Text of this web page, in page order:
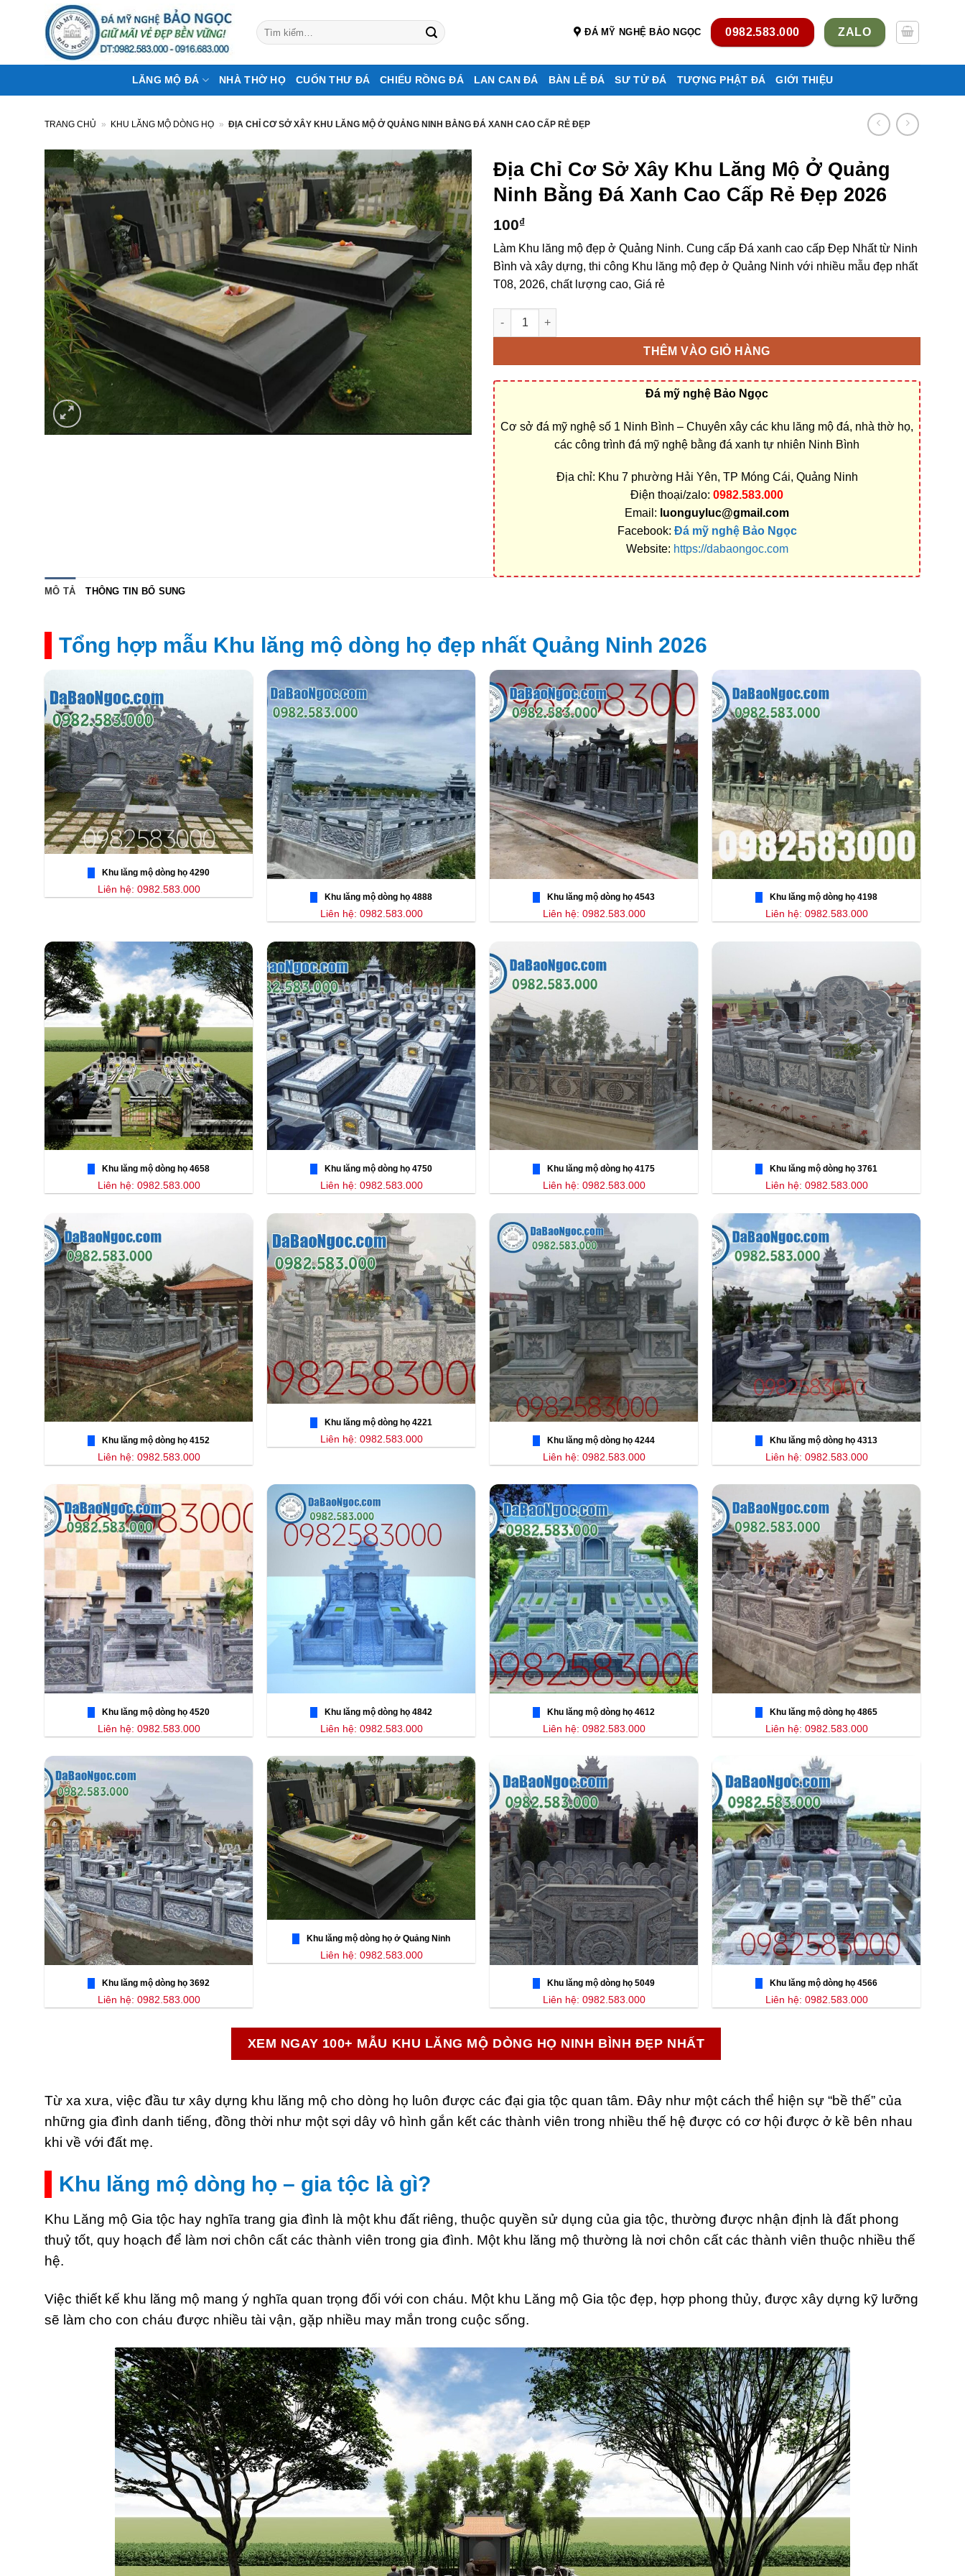
dung
Tìm
kiếm:
ĐÁ MỸ NGHỆ BẢO NGỌC 0982.583.000 ZALO
LĂNG MỘ ĐÁ NHÀ THỜ HỌ CUỐN THƯ ĐÁ CHIẾU RỒNG ĐÁ LAN CAN ĐÁ BÀN LỄ ĐÁ SƯ TỬ ĐÁ TƯỢNG PHẬT ĐÁ GIỚI THIỆU
TRANG CHỦ » KHU LĂNG MỘ DÒNG HỌ » ĐỊA CHỈ CƠ SỞ XÂY KHU LĂNG MỘ Ở QUẢNG NINH BẰNG ĐÁ XANH CAO CẤP RẺ ĐẸP
Địa Chỉ Cơ Sở Xây Khu Lăng Mộ Ở Quảng
Ninh Bằng Đá Xanh Cao Cấp Rẻ Đẹp 2026
100₫
Làm Khu lăng mộ đẹp ở Quảng Ninh. Cung cấp Đá xanh cao cấp Đẹp Nhất từ Ninh
Bình và xây dựng, thi công Khu lăng mộ đẹp ở Quảng Ninh với nhiều mẫu đẹp nhất
T08, 2026, chất lượng cao, Giá rẻ
Địa chỉ cơ sở xây Khu lăng mộ ở Quảng Ninh bằng Đá xanh cao cấp rẻ đẹp số lượng
THÊM VÀO GIỎ HÀNG
Đá mỹ nghệ Bảo Ngọc
Cơ sở đá mỹ nghệ số 1 Ninh Bình – Chuyên xây các khu lăng mộ đá, nhà thờ họ,
các công trình đá mỹ nghệ bằng đá xanh tự nhiên Ninh Bình
Địa chỉ: Khu 7 phường Hải Yên, TP Móng Cái, Quảng Ninh
Điện thoại/zalo: 0982.583.000
Email: luonguyluc@gmail.com
Facebook: Đá mỹ nghệ Bảo Ngọc
Website: https://dabaongoc.com
MÔ TẢ THÔNG TIN BỔ SUNG
Tổng hợp mẫu Khu lăng mộ dòng họ đẹp nhất Quảng Ninh 2026
Khu lăng mộ dòng họ 4290
Liên hệ: 0982.583.000
Khu lăng mộ dòng họ 4888
Liên hệ: 0982.583.000
Khu lăng mộ dòng họ 4543
Liên hệ: 0982.583.000
Khu lăng mộ dòng họ 4198
Liên hệ: 0982.583.000
Khu lăng mộ dòng họ 4658
Liên hệ: 0982.583.000
Khu lăng mộ dòng họ 4750
Liên hệ: 0982.583.000
Khu lăng mộ dòng họ 4175
Liên hệ: 0982.583.000
Khu lăng mộ dòng họ 3761
Liên hệ: 0982.583.000
Khu lăng mộ dòng họ 4152
Liên hệ: 0982.583.000
Khu lăng mộ dòng họ 4221
Liên hệ: 0982.583.000 Khu lăng mộ dòng họ 4244
Liên hệ: 0982.583.000
Khu lăng mộ dòng họ 4313
Liên hệ: 0982.583.000
Khu lăng mộ dòng họ 4520
Liên hệ: 0982.583.000
Khu lăng mộ dòng họ 4842
Liên hệ: 0982.583.000
Khu lăng mộ dòng họ 4612
Liên hệ: 0982.583.000
Khu lăng mộ dòng họ 4865
Liên hệ: 0982.583.000
Khu lăng mộ dòng họ 3692
Liên hệ: 0982.583.000
Khu lăng mộ dòng họ ở Quảng Ninh
Liên hệ: 0982.583.000
Khu lăng mộ dòng họ 5049
Liên hệ: 0982.583.000
Khu lăng mộ dòng họ 4566
Liên hệ: 0982.583.000
XEM NGAY 100+ MẪU KHU LĂNG MỘ DÒNG HỌ NINH BÌNH ĐẸP NHẤT
Từ xa xưa, việc đầu tư xây dựng khu lăng mộ cho dòng họ luôn được các đại gia tộc quan tâm. Đây như một cách thể hiện sự “bề thế” của
những gia đình danh tiếng, đồng thời như một sợi dây vô hình gắn kết các thành viên trong nhiều thế hệ được có cơ hội được ở kề bên nhau
khi về với đất mẹ.
Khu lăng mộ dòng họ – gia tộc là gì?
Khu Lăng mộ Gia tộc hay nghĩa trang gia đình là một khu đất riêng, thuộc quyền sử dụng của gia tộc, thường được nhận định là đất phong
thuỷ tốt, quy hoạch để làm nơi chôn cất các thành viên trong gia đình. Một khu lăng mộ thường là nơi chôn cất các thành viên thuộc nhiều thế
hệ.
Việc thiết kế khu lăng mộ mang ý nghĩa quan trọng đối với con cháu. Một khu Lăng mộ Gia tộc đẹp, hợp phong thủy, được xây dựng kỹ lưỡng
sẽ làm cho con cháu được nhiều tài vận, gặp nhiều may mắn trong cuộc sống.